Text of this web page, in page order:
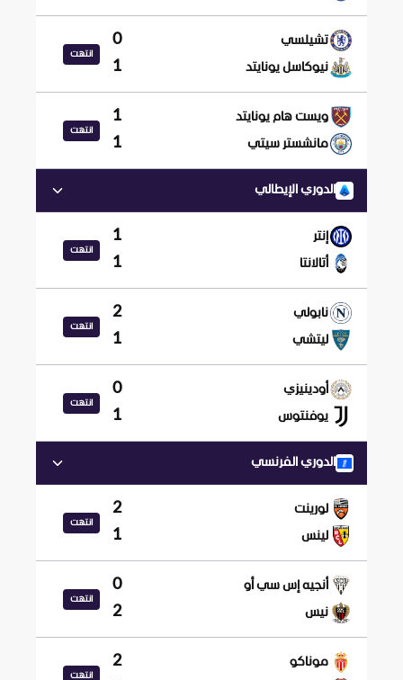
تشيلسي 0
نيوكاسل يونايتد 1
انتهت
ويست هام يونايتد 1
مانشستر سيتي 1
انتهت
الدوري الإيطالي
إنتر 1
أتالانتا 1
انتهت
نابولي 2
ليتشي 1
انتهت
أودينيزي 0
يوفنتوس 1
انتهت
الدوري الفرنسي
لورينت 2
لينس 1
انتهت
أنجيه إس سي أو 0
نيس 2
انتهت
موناكو 2
انتهت